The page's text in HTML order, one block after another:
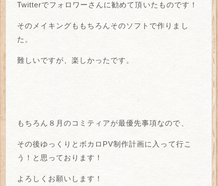
Twitterでフォロワーさんに勧めて頂いたものです！
そのメイキングももちろんそのソフトで作りまし
た。
難しいですが、楽しかったです。
もちろん８月のコミティアが最優先事項なので、
その後ゆっくりとボカロPV制作計画に入って行こ
う！と思っております！
よろしくお願いします！